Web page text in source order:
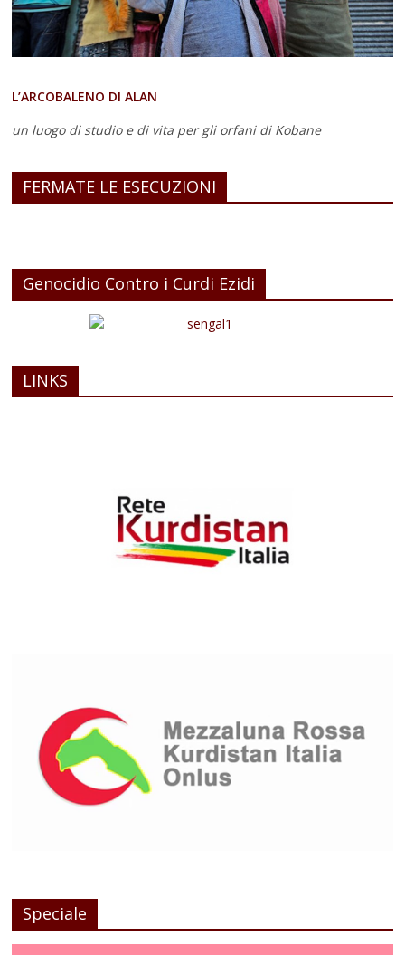
L’ARCOBALENO DI ALAN
un luogo di studio e di vita per gli orfani di Kobane
FERMATE LE ESECUZIONI
Genocidio Contro i Curdi Ezidi
LINKS
Speciale